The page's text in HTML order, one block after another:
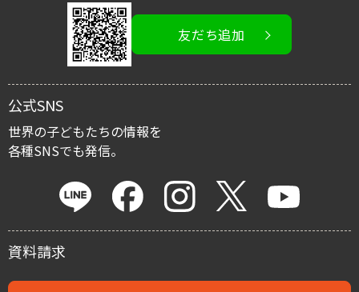
イベント情報
寄付金控除
マイルストーン・プロジェクト
友だち追加
公式SNS
世界の子どもたちの情報を
各種SNSでも発信。
資料請求